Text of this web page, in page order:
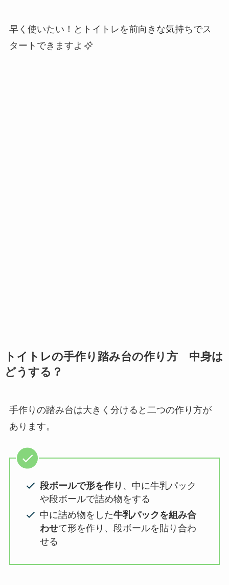
早く使いたい！とトイトレを前向きな気持ちでス
タートできますよ
トイトレの手作り踏み台の作り方 中身は
どうする？
手作りの踏み台は大きく分けると二つの作り方が
あります。
段ボールで形を作り 、中に牛乳パック
や段ボールで詰め物をする
中に詰め物をした牛乳パックを組み合
わせて形を作り、段ボールを貼り合わ
せる